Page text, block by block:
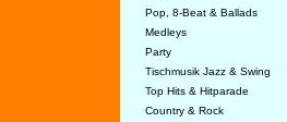
Pop, 8-Beat & Ballads
Medleys
Party
Tischmusik Jazz & Swing
Top Hits & Hitparade
Country & Rock